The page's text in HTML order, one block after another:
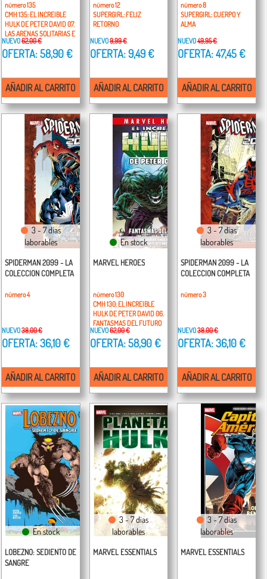
número 135
CMH 135: EL INCREIBLE
HULK DE PETER DAVID 07.
LAS ARENAS SOLITARIAS E
IGUALES
NUEVO62,00 €
OFERTA: 58,90 €
AÑADIR AL CARRITO
número 12
SUPERGIRL: FELIZ
RETORNO
NUEVO9,99 €
OFERTA: 9,49 €
AÑADIR AL CARRITO
número 8
SUPERGIRL: CUERPO Y
ALMA
NUEVO49,95 €
OFERTA: 47,45 €
AÑADIR AL CARRITO
3 - 7 días
laborables
SPIDERMAN 2099 - LA
COLECCION COMPLETA
número 4
NUEVO38,00 €
OFERTA: 36,10 €
AÑADIR AL CARRITO
En stock
MARVEL HEROES
número 130
CMH 130: EL INCREIBLE
HULK DE PETER DAVID 06.
FANTASMAS DEL FUTURO
NUEVO62,00 €
OFERTA: 58,90 €
AÑADIR AL CARRITO
3 - 7 días
laborables
SPIDERMAN 2099 - LA
COLECCION COMPLETA
número 3
NUEVO38,00 €
OFERTA: 36,10 €
AÑADIR AL CARRITO
En stock
LOBEZNO: SEDIENTO DE
SANGRE
3 - 7 días
laborables
MARVEL ESSENTIALS
3 - 7 días
laborables
MARVEL ESSENTIALS